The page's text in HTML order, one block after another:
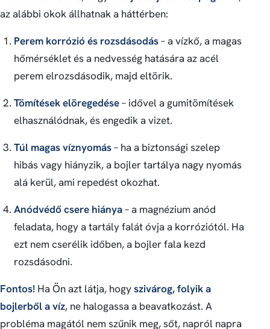
az alábbi okok állhatnak a háttérben:
Perem korrózió és rozsdásodás– a vízkő, a magas
hőmérséklet és a nedvesség hatására az acél
perem elrozsdásodik, majd eltörik.
Tömítések elöregedése– idővel a gumitömítések
elhasználódnak, és engedik a vizet.
Túl magas víznyomás– ha a biztonsági szelep
hibás vagy hiányzik, a bojler tartálya nagy nyomás
alá kerül, ami repedést okozhat.
Anódvédő csere hiánya– a magnézium anód
feladata, hogy a tartály falát óvja a korróziótól. Ha
ezt nem cserélik időben, a bojler fala kezd
rozsdásodni.
Fontos! Ha Ön azt látja, hogyszivárog, folyik a
bojlerből a víz, ne halogassa a beavatkozást. A
probléma magától nem szűnik meg, sőt, napról napra